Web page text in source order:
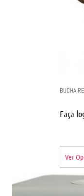
BUCHA
Faça
Ver